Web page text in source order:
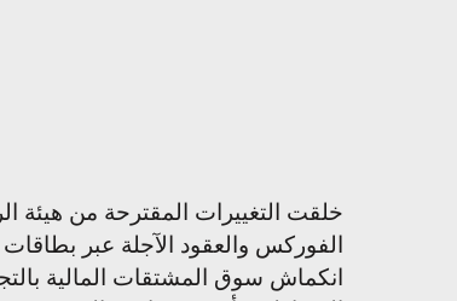
خلقت التغييرات المقترحة من هيئة
الفوركس والعقود الآجلة عبر
انكماش سوق المشتقات المالية